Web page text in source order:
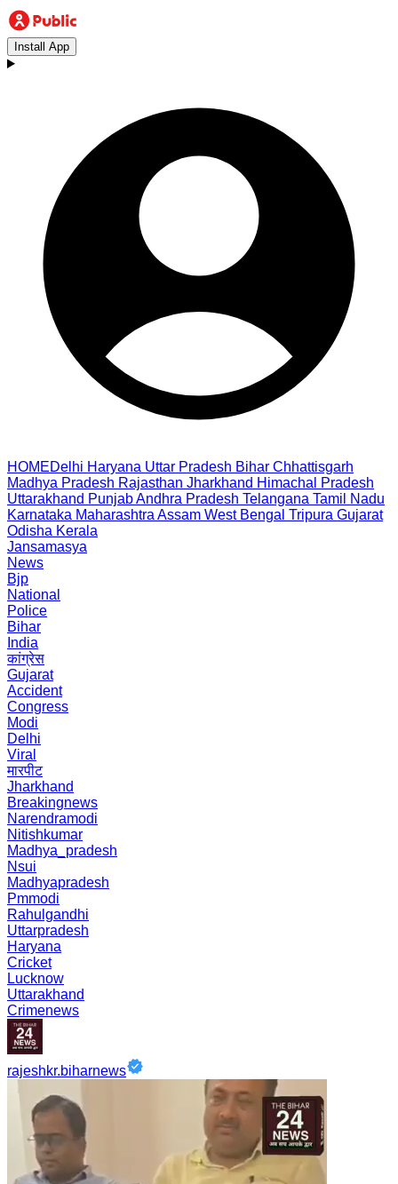
Install App
HOMEDelhi Haryana Uttar Pradesh Bihar Chhattisgarh
Madhya Pradesh Rajasthan Jharkhand Himachal Pradesh
Uttarakhand PunjabAndhra Pradesh Telangana Tamil Nadu
Karnataka Maharashtra Assam West Bengal Tripura Gujarat
Odisha Kerala
Jansamasya
News
Bjp
National
Police
Bihar
India
कांग्रेस
Gujarat
Accident
Congress
Modi
Delhi
Viral
मारपीट
Jharkhand
Breakingnews
Narendramodi
Nitishkumar
Madhya_pradesh
Nsui
Madhyapradesh
Pmmodi
Rahulgandhi
Uttarpradesh
Haryana
Cricket
Lucknow
Uttarakhand
Crimenews
rajeshkr.biharnews